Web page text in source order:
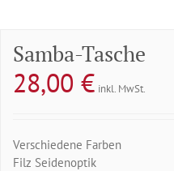
Samba-Tasche
28,00 € inkl. MwSt.
Verschiedene Farben
Filz Seidenoptik